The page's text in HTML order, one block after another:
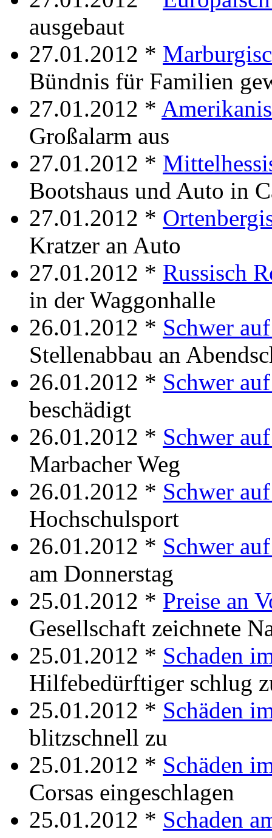
ausgebaut
27.01.2012 *
Bündnis für Familien
27.01.2012 *
Großalarm aus
27.01.2012 *
Bootshaus und Auto in
27.01.2012 *
Kratzer an Auto
27.01.2012 * Russisch
in der Waggonhalle
26.01.2012 * Schwer
Stellenabbau an
26.01.2012 * Schwer
beschädigt
26.01.2012 * Schwer
Marbacher Weg
26.01.2012 * Schwer
Hochschulsport
26.01.2012 * Schwer
am Donnerstag
25.01.2012 * Preise an
Gesellschaft zeichnete
25.01.2012 * Schaden
Hilfebedürftiger schlug
25.01.2012 * Schäden
blitzschnell zu
25.01.2012 * Schäden
Corsas eingeschlagen
25.01.2012 * Schaden